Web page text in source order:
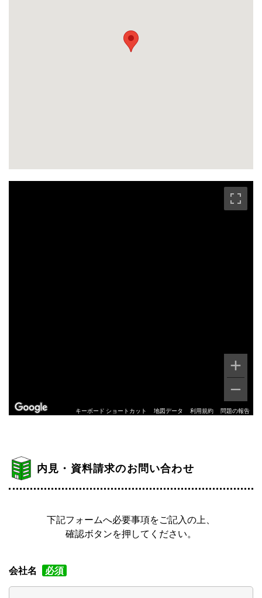
キーボード ショートカット 地図データ 利用規約 問題の報告
内見・資料請求のお問い合わせ
下記フォームへ必要事項をご記入の上、
確認ボタンを押してください。
会社名 必須